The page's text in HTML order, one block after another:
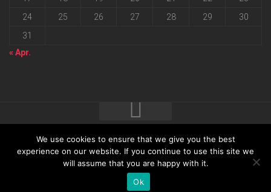
24
25 26 27 28 29
30
31
« Apr.
2026 progressmedia Verlag & Werbeagentur GmbH • Bautzner
Landstraße 62 • 01324 Dresden
We use cookies to ensure that we give you the best
experience on our website. If you continue to use this site we
will assume that you are happy with it.
Ok